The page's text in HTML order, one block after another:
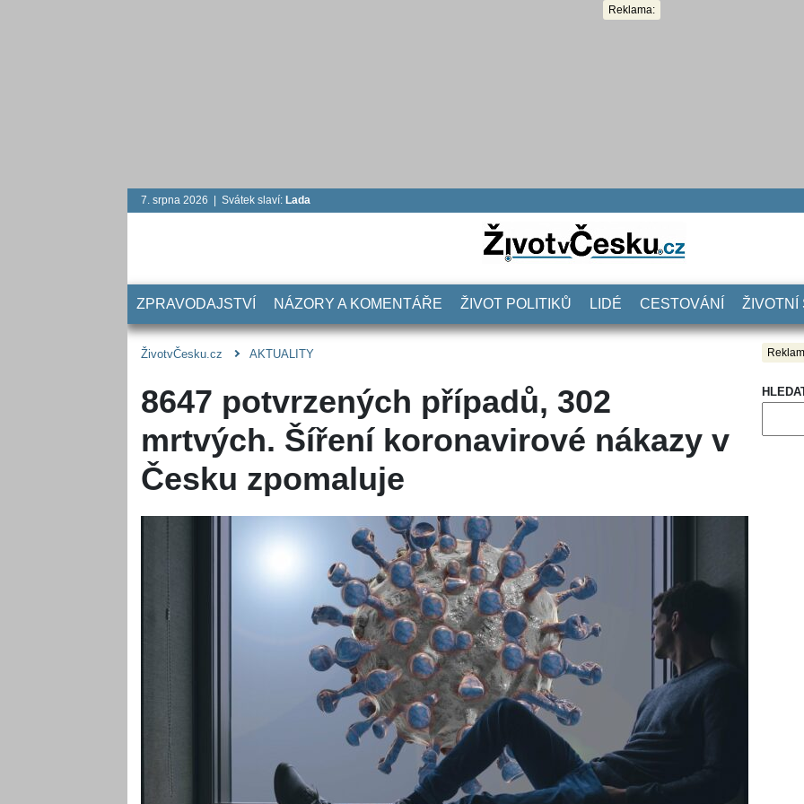
Reklama:
7. srpna 2026 | Svátek slaví: Lada
ZPRAVODAJSTVÍ NÁZORY A KOMENTÁŘE ŽIVOT POLITIKŮ LIDÉ CESTOVÁNÍ ŽIVOTNÍ
ŽivotvČesku.cz AKTUALITY
8647 potvrzených případů, 302
mrtvých. Šíření koronavirové nákazy v
Česku zpomaluje